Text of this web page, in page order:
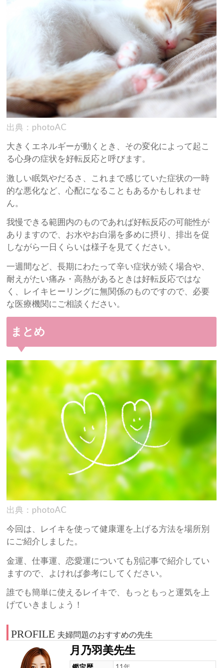
出典：photoAC
大きくエネルギーが動くとき、その変化によって起こ
る心身の症状を好転反応と呼びます。
激しい眠気やだるさ、これまで感じていた症状の一時
的な悪化など、心配になることもあるかもしれませ
ん。
我慢できる範囲内のものであれば好転反応の可能性が
ありますので、お水やお白湯を多めに摂り、排出を促
しながら一日くらいは様子を見てください。
一週間など、長期にわたって辛い症状が続く場合や、
耐えがたい痛み・高熱があるときは好転反応ではな
く、レイキヒーリングに無関係のものですので、必要
な医療機関にご相談ください。
まとめ
出典：photoAC
今回は、レイキを使って健康運を上げる方法を場所別
にご紹介しました。
金運、仕事運、恋愛運についても別記事で紹介してい
ますので、よければ参考にしてください。
誰でも簡単に使えるレイキで、もっともっと運気を上
げていきましょう！
PROFILE 夫婦問題のおすすめの先生
月乃羽美先生